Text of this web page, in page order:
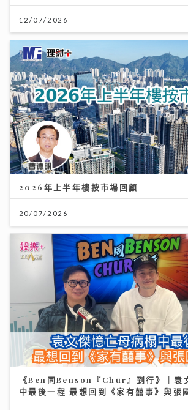
12/07/2026
2026年上半年樓按市場回顧
20/07/2026
《Ben同Benson『Chur』到行》｜袁
中最後一程 最想回到《家有囍事》與